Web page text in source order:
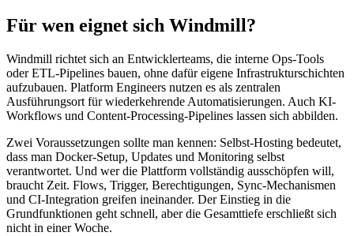
Für wen eignet sich Windmill?
Windmill richtet sich an Entwicklerteams, die interne Ops-Tools
oder ETL-Pipelines bauen, ohne dafür eigene Infrastrukturschichten
aufzubauen. Platform Engineers nutzen es als zentralen
Ausführungsort für wiederkehrende Automatisierungen. Auch KI-
Workflows und Content-Processing-Pipelines lassen sich abbilden.
Zwei Voraussetzungen sollte man kennen: Selbst-Hosting bedeutet,
dass man Docker-Setup, Updates und Monitoring selbst
verantwortet. Und wer die Plattform vollständig ausschöpfen will,
braucht Zeit. Flows, Trigger, Berechtigungen, Sync-Mechanismen
und CI-Integration greifen ineinander. Der Einstieg in die
Grundfunktionen geht schnell, aber die Gesamttiefe erschließt sich
nicht in einer Woche.